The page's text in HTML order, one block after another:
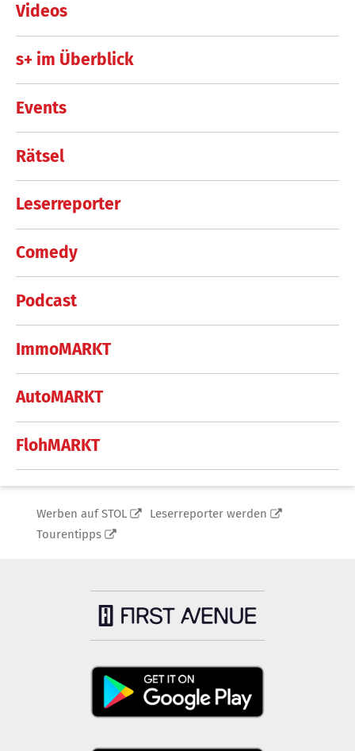
Videos
s+ im Überblick
Events
Rätsel
Leserreporter
Comedy
Podcast
ImmoMARKT
AutoMARKT
FlohMARKT
Werben auf STOL
Leserreporter werden
Tourentipps